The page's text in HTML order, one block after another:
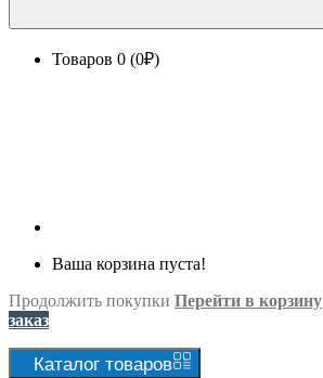
Товаров 0 (0₽)
Ваша корзина пуста!
Продолжить покупки Перейти в корзину
заказ
Каталог товаров